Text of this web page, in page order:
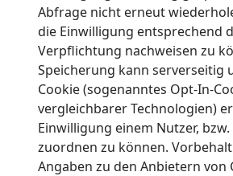
Abfrage nicht erneut
die Einwilligung entsprechend
Verpflichtung nachweisen zu
Speicherung kann serverseitig
Cookie (sogenanntes Opt-In-
vergleichbarer Technologien)
Einwilligung einem Nutzer,
zuordnen zu können.
Angaben zu den Anbietern von